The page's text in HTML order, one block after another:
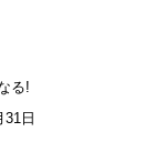
る!
31日